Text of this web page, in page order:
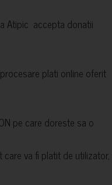
Atipic accepta donatii
plati online oferit
pe care doreste sa o
va fi platit de utilizator,